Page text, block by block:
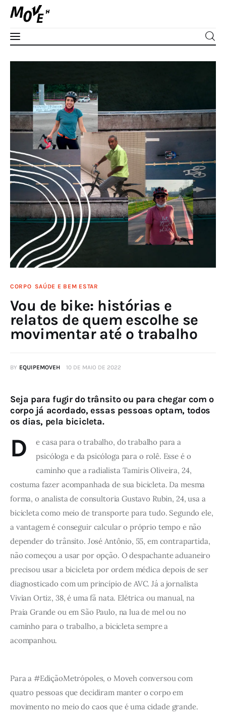
escolhe se movimentar até o trabalho
SHARE POSTMente
Espírito
Edições
Séries
Apoie
PLUS
CORPO SAÚDE E BEM ESTAR
Vou de bike: histórias e
relatos de quem escolhe se
movimentar até o trabalho
BY EQUIPEMOVEH 10 DE MAIO DE 2022
Seja para fugir do trânsito ou para chegar com o
corpo já acordado, essas pessoas optam, todos
os dias, pela bicicleta.
D
e casa para o trabalho, do trabalho para a
psicóloga e da psicóloga para o rolê. Esse é o
caminho que a radialista Tamiris Oliveira, 24,
costuma fazer acompanhada de sua bicicleta. Da mesma
forma, o analista de consultoria Gustavo Rubin, 24, usa a
bicicleta como meio de transporte para tudo. Segundo ele,
a vantagem é conseguir calcular o próprio tempo e não
depender do trânsito. José Antônio, 55, em contrapartida,
não começou a usar por opção. O despachante aduaneiro
precisou usar a bicicleta por ordem médica depois de ser
diagnosticado com um princípio de AVC. Já a jornalista
Vivian Ortiz, 38, é uma fã nata. Elétrica ou manual, na
Praia Grande ou em São Paulo, na lua de mel ou no
caminho para o trabalho, a bicicleta sempre a
acompanhou.
Para a #EdiçãoMetrópoles, o Moveh conversou com
quatro pessoas que decidiram manter o corpo em
movimento no meio do caos que é uma cidade grande.